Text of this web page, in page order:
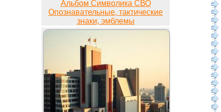
Альбом Символика СВО
Опознавательные, тактические
знаки, эмблемы